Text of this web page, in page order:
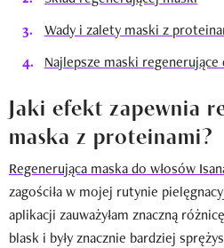
Wady i zalety maski z
Najlepsze maski regenerujące
Jaki efekt zapewnia
maska z proteinami?
Regenerująca maska do włosów
zagościła w mojej rutynie
aplikacji zauważyłam znaczną
blask i były znacznie bardziej